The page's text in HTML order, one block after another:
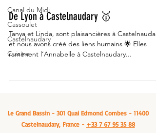
Canal du Midi
Cassoulet
Castelnaudary
Cuisine
De Lyon à Castelnaudary 🥇
Tanya et Linda, sont plaisancières à Castelnaudary
et nous avons créé des liens humains 🌟 Elles
ramènent l’Annabelle à Castelnaudary...
Le Grand Bassin - 301 Quai Edmond Combes - 11400
Castelnaudary, France - +33 7 67 95 35 88